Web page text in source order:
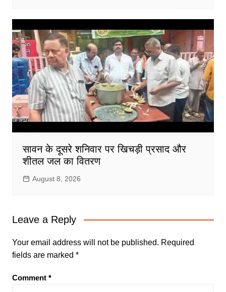
सावन के दूसरे शनिवार पर खिचड़ी प्रसाद और
शीतल जल का वितरण
August 8, 2026
Leave a Reply
Your email address will not be published. Required
fields are marked *
Comment *